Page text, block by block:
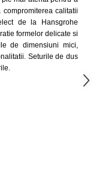
calitatii
de la Hansgrohe
formelor delicate si
de dimensiuni mici,
Seturile de dus